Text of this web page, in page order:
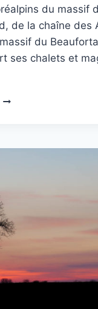
du massif
de la chaîne des
du
ses chalets et